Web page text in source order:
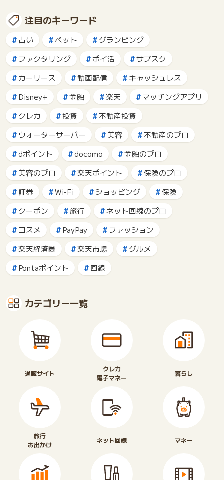
注目のキーワード
占い ペット
グランピング
ファクタリング
ポイ活
サブスク
カーリース
動画配信
キャッシュレス
Disney+
金融 楽天
マッチングアプリ
クレカ
投資
不動産投資
ウォーターサーバー
美容
不動産のプロ
dポイント
docomo
金融のプロ
美容のプロ
楽天ポイント
保険のプロ
証券
Wi-Fi ショッピング
保険
クーポン
旅行
ネット回線のプロ
コスメ
PayPay
ファッション
楽天経済圏
楽天市場
グルメ
Pontaポイント
回線
カテゴリー一覧
通販サイト
クレカ
電子マネー
暮らし
旅行
お出かけ
ネット回線 マネー